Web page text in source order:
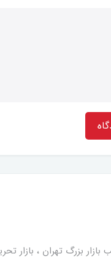
قلب بازار بزرگ تهران ،